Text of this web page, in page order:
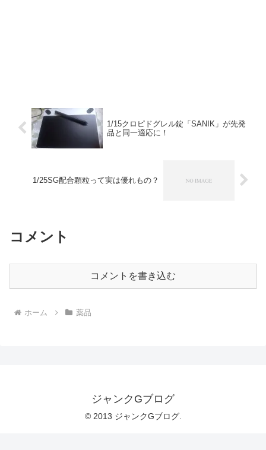
1/15クロピドグレル錠「SANIK」が先発
品と同一適応に！
1/25SG配合顆粒って実は優れもの？
コメント
コメントを書き込む
ホーム 薬品
ジャンクGブログ
© 2013 ジャンクGブログ.